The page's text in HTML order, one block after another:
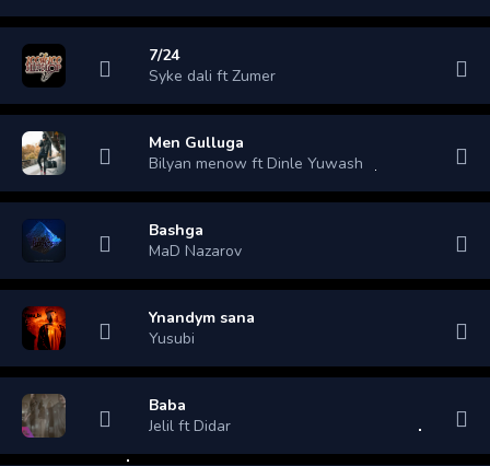
7/24
Syke dali ft Zumer
Men Gulluga
Bilyan menow ft Dinle Yuwash
Bashga
MaD Nazarov
Ynandym sana
Yusubi
Baba
Jelil ft Didar